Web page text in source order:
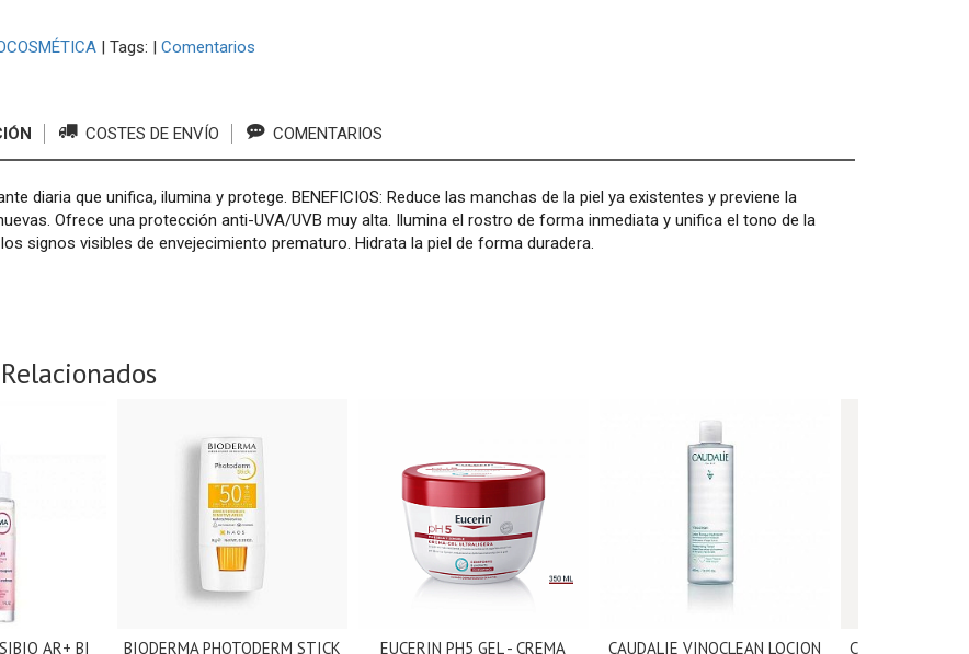
| Tags: | Comentarios
COSTES DE ENVÍO COMENTARIOS
diaria que unifica, ilumina y protege. BENEFICIOS: Reduce las manchas de la piel ya existentes y previene la
Ofrece una protección anti-UVA/UVB muy alta. Ilumina el rostro de forma inmediata y unifica el tono de la
signos visibles de envejecimiento prematuro. Hidrata la piel de forma duradera.
AR+ BI BIODERMA PHOTODERM STICK EUCERIN PH5 GEL - CREMA CAUDALIE VINOCLEAN LOCION CAUDALIE